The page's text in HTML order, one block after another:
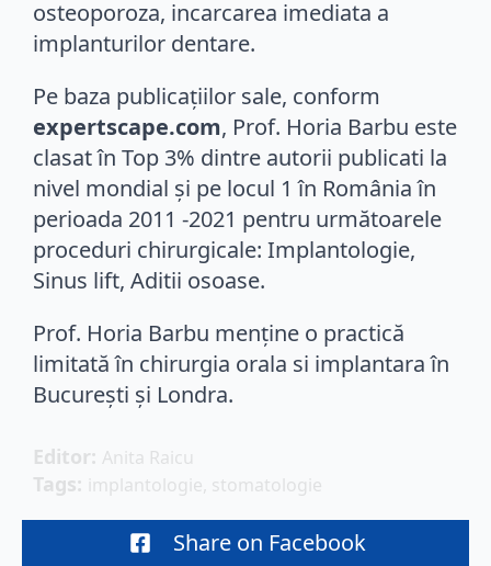
osteoporoza, incarcarea imediata a
implanturilor dentare.
Pe baza publicațiilor sale, conform
expertscape.com, Prof. Horia Barbu este
clasat în Top 3% dintre autorii publicati la
nivel mondial și pe locul 1 în România în
perioada 2011 -2021 pentru următoarele
proceduri chirurgicale: Implantologie,
Sinus lift, Aditii osoase.
Prof. Horia Barbu menține o practică
limitată în chirurgia orala si implantara în
București și Londra.
Editor: Anita Raicu
Tags: implantologie stomatologie
Share on Facebook